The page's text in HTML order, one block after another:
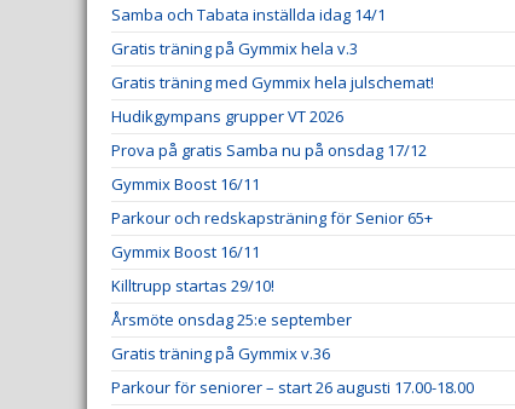
Samba och Tabata inställda idag 14/1
Gratis träning på Gymmix hela v.3
Gratis träning med Gymmix hela julschemat!
Hudikgympans grupper VT 2026
Prova på gratis Samba nu på onsdag 17/12
Gymmix Boost 16/11
Parkour och redskapsträning för Senior 65+
Gymmix Boost 16/11
Killtrupp startas 29/10!
Årsmöte onsdag 25:e september
Gratis träning på Gymmix v.36
Parkour för seniorer – start 26 augusti 17.00-18.00